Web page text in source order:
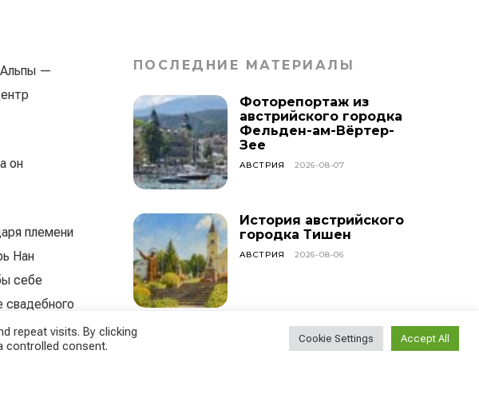
Альпы —
он
племени
Нан
себе
свадебного
ПОСЛЕДНИЕ МАТЕРИАЛЫ
Фоторепортаж из
австрийского городка
Фельден-ам-Вёртер-
Зее
АВСТРИЯ 2026-08-07
История австрийского
городка Тишен
АВСТРИЯ 2026-08-06
Наблюдение эмигранта:
насколько сложно
repeat visits. By clicking
controlled consent.
Cookie Settings Accept All